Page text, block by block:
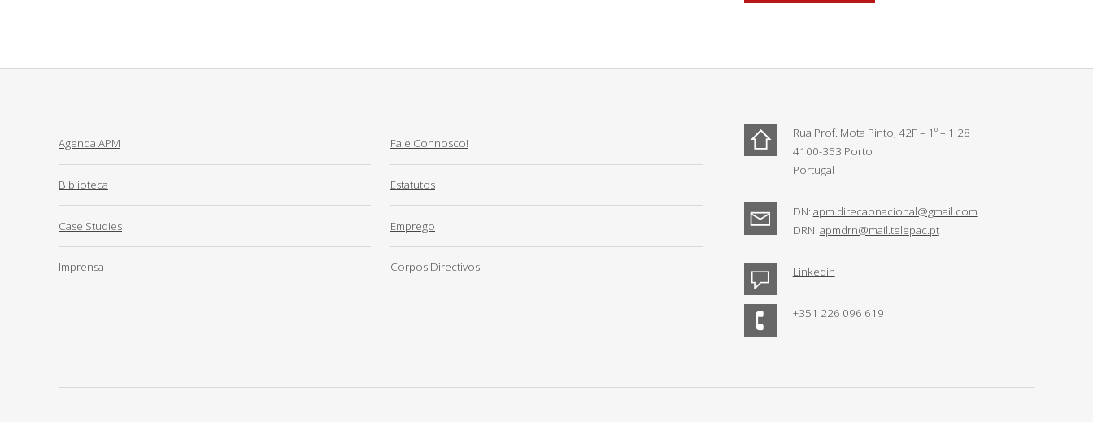
Agenda APM
Biblioteca
Case Studies
Imprensa
Fale Connosco!
Estatutos
Emprego
Corpos Directivos
Rua Prof. Mota Pinto, 42F – 1º – 1.28
4100-353 Porto
Portugal
DN: apm.direcaonacional@gmail.com
DRN: apmdrn@mail.telepac.pt
Linkedin
+351 226 096 619